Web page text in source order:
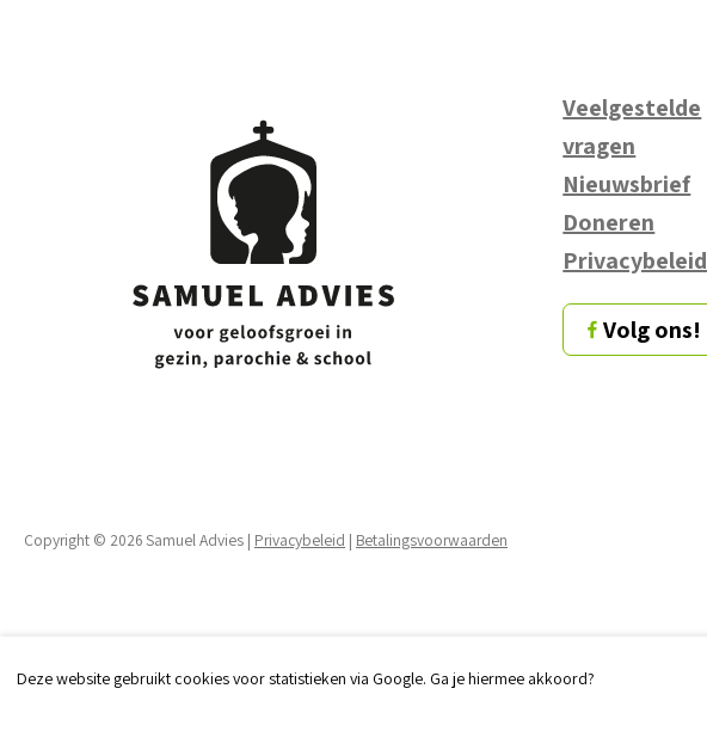
Veelgestelde
vragen
Nieuwsbrief
Doneren
Privacybeleid
Volg ons!
Copyright © 2026 Samuel Advies | Privacybeleid | Betalingsvoorwaarden
Deze website gebruikt cookies voor statistieken via Google. Ga je hiermee akkoord?